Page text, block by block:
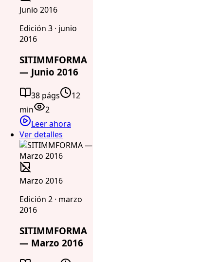
Junio 2016
Edición 3 · junio
2016
SITIMMFORMA
— Junio 2016
38 págs
12
min
2
Leer ahora
Ver detalles
Marzo 2016
Edición 2 · marzo
2016
SITIMMFORMA
— Marzo 2016